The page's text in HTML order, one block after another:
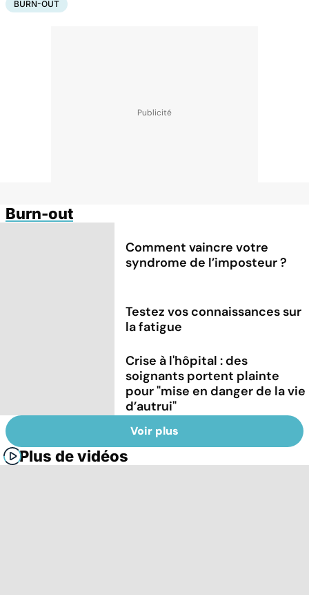
BURN-OUT
Burn-out
Comment vaincre votre
syndrome de l’imposteur ?
Testez vos connaissances sur
la fatigue
Crise à l'hôpital : des
soignants portent plainte
pour "mise en danger de la vie
d’autrui"
Voir plus
Plus de vidéos